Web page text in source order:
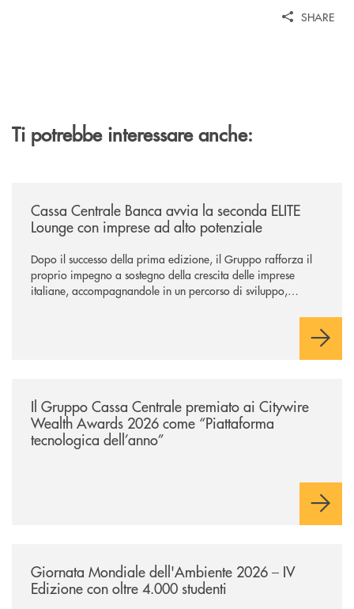
SHARE
Ti potrebbe interessare anche:
Cassa Centrale Banca avvia la seconda ELITE
Lounge con imprese ad alto potenziale
Dopo il successo della prima edizione, il Gruppo rafforza il
proprio impegno a sostegno della crescita delle imprese
italiane, accompagnandole in un percorso di sviluppo,
Il Gruppo Cassa Centrale premiato ai Citywire
Wealth Awards 2026 come “Piattaforma
tecnologica dell’anno”
Giornata Mondiale dell'Ambiente 2026 – IV
Edizione con oltre 4.000 studenti